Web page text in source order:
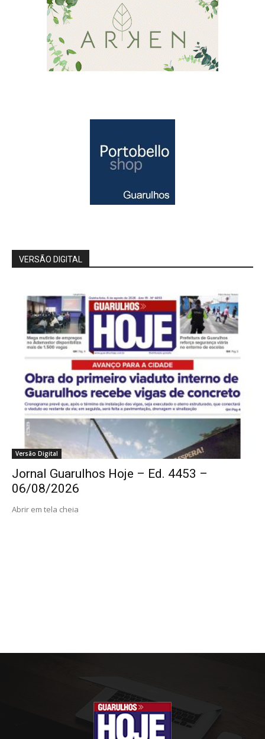
VERSÃO DIGITAL
Versão Digital
Jornal Guarulhos Hoje – Ed. 4453 –
06/08/2026
Abrir em tela cheia